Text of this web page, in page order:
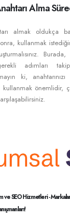
Alma
almak oldukça
kullanmak
Burada,
adımları takip
ki,
önemlidir,
ve SEO Hizmetleri -